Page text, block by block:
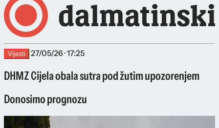
Vijesti 27/05/26 · 17:25
DHMZ Cijela obala sutra pod žutim upozorenjem
Donosimo prognozu